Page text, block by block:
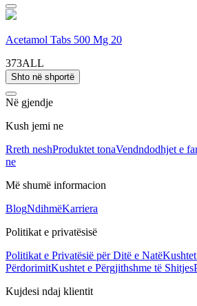
Acetamol Tabs 500 Mg 20
373ALL
Shto në shportë
Në gjendje
Kush jemi ne
Rreth neshProduktet tonaVendndodhjet e
ne
Më shumë informacion
BlogNdihmëKarriera
Politikat e privatësisë
Politikat e Privatësië për Ditë e Natë
PërdorimitKushtet e Përgjithshme të Shitjes
Kujdesi ndaj klientit